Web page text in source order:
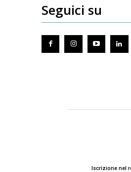
Seguici su
Iscrizione nel